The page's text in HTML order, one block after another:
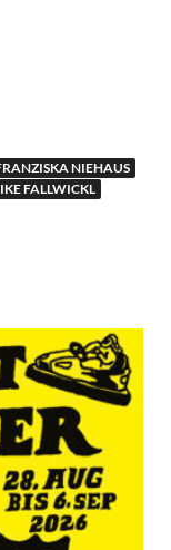
NIEHAUS
FALLWICKL